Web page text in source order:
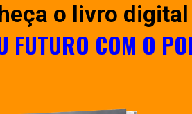
o livro digital
FUTURO COM O